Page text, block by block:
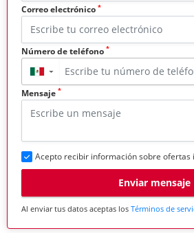
Correo electrónico *
Número de teléfono *
▼
Mensaje *
Acepto recibir información sobre ofertas
Enviar mensaje
Al enviar tus datos aceptas los Términos de